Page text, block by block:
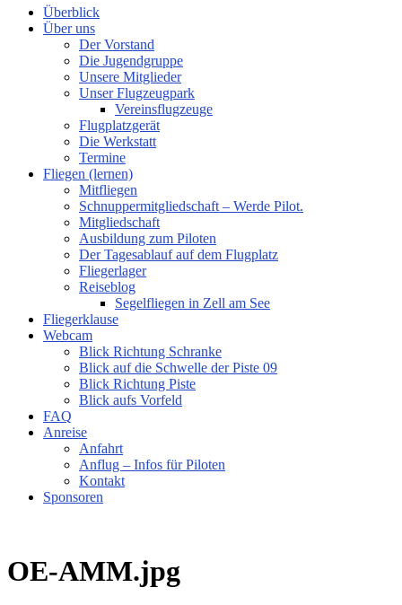
Überblick
Über uns
Der Vorstand
Die Jugendgruppe
Unsere Mitglieder
Unser Flugzeugpark
Vereinsflugzeuge
Flugplatzgerät
Die Werkstatt
Termine
Fliegen (lernen)
Mitfliegen
Schnuppermitgliedschaft – Werde Pilot.
Mitgliedschaft
Ausbildung zum Piloten
Der Tagesablauf auf dem Flugplatz
Fliegerlager
Reiseblog
Segelfliegen in Zell am See
Fliegerklause
Webcam
Blick Richtung Schranke
Blick auf die Schwelle der Piste 09
Blick Richtung Piste
Blick aufs Vorfeld
FAQ
Anreise
Anfahrt
Anflug – Infos für Piloten
Kontakt
Sponsoren
OE-AMM.jpg